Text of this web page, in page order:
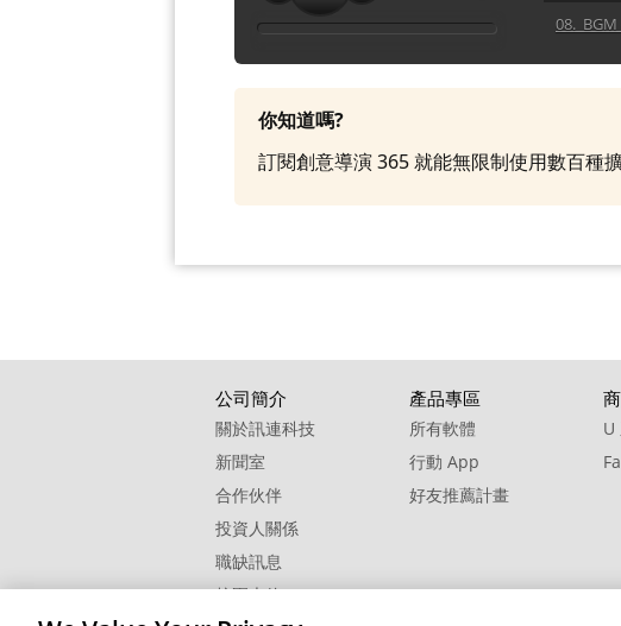
08.
09.
你知道嗎?
訂閱創意導演 365 就能無限制使用數百種
公司簡介
關於訊連科技
新聞室
合作伙伴
投資人關係
職缺訊息
校園大使
產品專區
所有軟體
行動 App
好友推薦計畫
U